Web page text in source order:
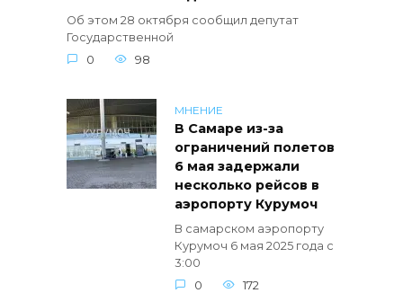
Об этом 28 октября сообщил депутат
Государственной
0
98
МНЕНИЕ
В Самаре из-за
ограничений полетов
6 мая задержали
несколько рейсов в
аэропорту Курумоч
В самарском аэропорту
Курумоч 6 мая 2025 года с
3:00
0
172